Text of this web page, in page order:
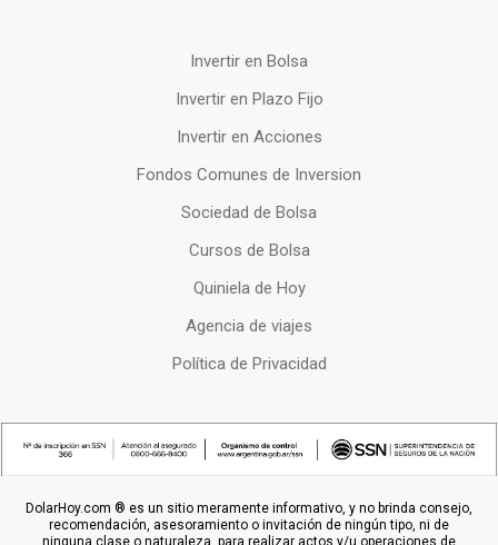
Invertir en Bolsa
Invertir en Plazo Fijo
Invertir en Acciones
Fondos Comunes de Inversion
Sociedad de Bolsa
Cursos de Bolsa
Quiniela de Hoy
Agencia de viajes
Política de Privacidad
DolarHoy.com ® es un sitio meramente informativo, y no brinda consejo,
recomendación, asesoramiento o invitación de ningún tipo, ni de
ninguna clase o naturaleza, para realizar actos y/u operaciones de